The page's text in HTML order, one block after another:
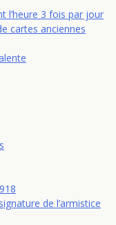
l’heure 3 fois par jour
cartes anciennes
de l’armistice